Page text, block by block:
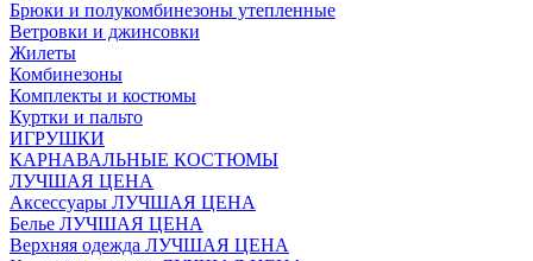
Брюки и полукомбинезоны утепленные
Ветровки и джинсовки
Жилеты
Комбинезоны
Комплекты и костюмы
Куртки и пальто
ИГРУШКИ
КАРНАВАЛЬНЫЕ КОСТЮМЫ
ЛУЧШАЯ ЦЕНА
Аксессуары ЛУЧШАЯ ЦЕНА
Белье ЛУЧШАЯ ЦЕНА
Верхняя одежда ЛУЧШАЯ ЦЕНА